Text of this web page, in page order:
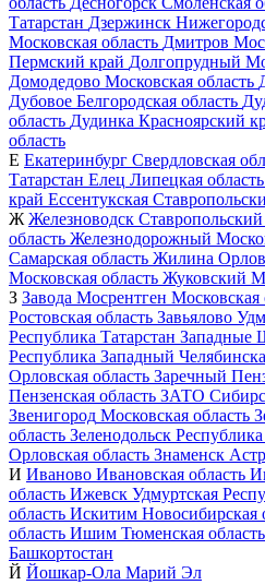
Татарстан Дзержинск
Московская область Дмитров
Пермский край Долгопрудный
Домодедово Московская область
Дубовое Белгородская область
область Дудинка Красноярский
область
Е Екатеринбург Свердловская
Татарстан Елец Липецкая область
край Ессентукская
Ж Железноводск
область Железнодорожный
Самарская область Жилина
Московская область Жуковский
З Завода Мосрентген Московская
Ростовская область Завьялово
Республика Татарстан Западные
Республика Западный
Орловская область Заречный
Пензенская область ЗАТО
Звенигород Московская область
область Зеленодольск
Орловская область Знаменск
И Иваново Ивановская область
область Ижевск Удмуртская
область Искитим Новосибирская
область Ишим Тюменская область
Башкортостан
Й Йошкар-Ола Марий Эл